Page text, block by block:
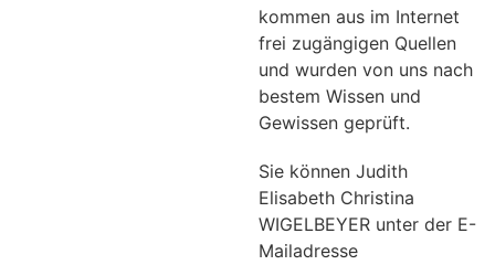
kommen aus im Internet
frei zugängigen Quellen
und wurden von uns nach
bestem Wissen und
Gewissen geprüft.
Sie können Judith
Elisabeth Christina
WIGELBEYER unter der E-
Mailadresse